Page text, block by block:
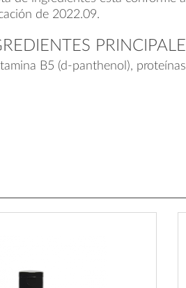
de 2022.09.
B5 (d-panthenol),